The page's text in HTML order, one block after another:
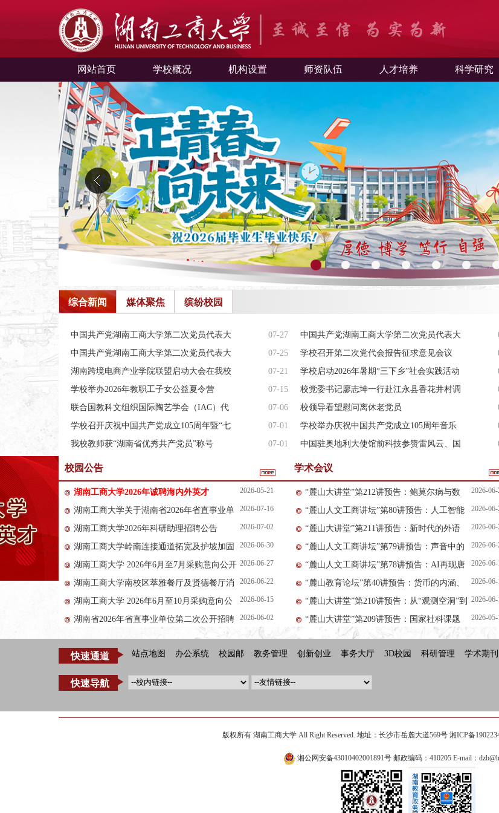
网站首页 学校概况 机构设置 师资队伍 人才培养 科学研究
中心概况
1 2 3 4 5 6 7
综合新闻 媒体聚焦 缤纷校园
07-27
中国共产党湖南工商大学第二次党员代表大
会胜利闭幕
中国共产党湖南工商大学第二次党员代表大
会开幕
07-25
中国共产党湖南工商大学第二次党员代表大
会预备会议…
学校召开第二次党代会报告征求意见会议
07-21
湖南跨境电商产业学院联盟启动大会在我校
举行
学校启动2026年暑期“三下乡”社会实践活动
07-15
学校举办2026年教职工子女公益夏令营
校党委书记廖志坤一行赴江永县香花井村调
研指导乡村…
07-06
联合国教科文组织国际陶艺学会（IAC）代
表团来校参…
校领导看望慰问离休老党员
07-01
学校召开庆祝中国共产党成立105周年暨“七
一”表彰…
学校举办庆祝中国共产党成立105周年音乐
会
07-01
我校教师获“湖南省优秀共产党员”称号
中国驻奥地利大使馆前科技参赞雷风云、国
际宇航科学…
校园公告 学术会议
湖南工商大学2026年诚聘海内外英才 2026-05-21
湖南工商大学关于湖南省2026年省直事业单
位第二次公开招聘资格复审有关事项的通知
2026-07-16
湖南工商大学2026年科研助理招聘公告 2026-07-02
湖南工商大学岭南连接通道拓宽及护坡加固
项目项目竞争性磋商邀请公告
2026-06-30
湖南工商大学 2026年6月至7月采购意向公开 2026-06-27
湖南工商大学南校区萃雅餐厅及贤德餐厅消
防工程改造 项目 竞争性磋商邀请公告
2026-06-22
湖南工商大学 2026年6月至10月采购意向公
开
2026-06-15
湖南省2026年省直事业单位第二次公开招聘
工作人员公告
2026-06-02
“麓山大讲堂”第212讲预告：鲍莫尔病与数
智服务
2026-06-
“麓山人文工商讲坛”第80讲预告：人工智能
时代的语言专业与翻译教育：机遇与挑战
2026-06-
“麓山大讲堂”第211讲预告：新时代的外语
学科：历史使命与学科担当
2026-06-
“麓山人文工商讲坛”第79讲预告：声音中的
党史——毛泽东诗词赏析朗诵
2026-06-
“麓山人文工商讲坛”第78讲预告：AI再现唐
诗宋词情景的方法与意义
2026-06-
“麓山教育论坛”第40讲预告：货币的内涵、
功能及其统计描述
2026-06-
“麓山大讲堂”第210讲预告：从“观测空洞”到
精准可观：网络测量理论和实践
2026-06-
“麓山大讲堂”第209讲预告：国家社科课题
申报与研究体会分享
2026-05-
快速通道 站点地图 办公系统 校园邮 教务管理 创新创业 事务大厅 3D校园 科研管理 学术期刊
快速导航
版权所有 湖南工商大学 All Right Reserved. 地址：长沙市岳麓大道569号 湘ICP备
湘公网安备43010402001891号邮政编码：410205 E-mail：